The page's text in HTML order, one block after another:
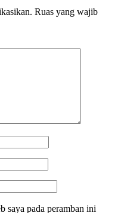
Ruas yang wajib
saya pada peramban ini